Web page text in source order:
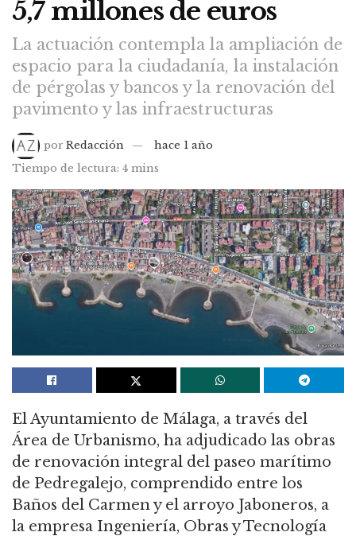
5,7 millones de euros
La actuación contempla la ampliación de
espacio para la ciudadanía, la instalación
de pérgolas y bancos y la renovación del
pavimento y las infraestructuras
por Redacción
hace 1 año
Tiempo de lectura: 4 mins
El Ayuntamiento de Málaga, a través del
Área de Urbanismo, ha adjudicado las obras
de renovación integral del paseo marítimo
de Pedregalejo, comprendido entre los
Baños del Carmen y el arroyo Jaboneros, a
la empresa Ingeniería, Obras y Tecnología